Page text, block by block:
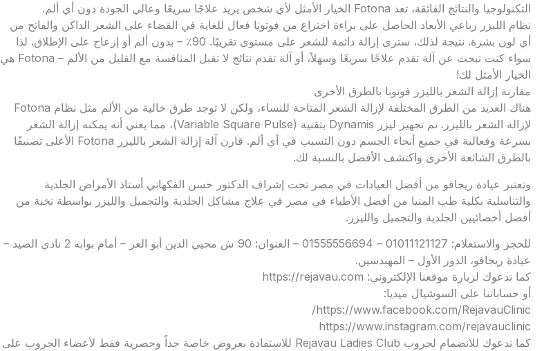
التكنولوجيا والنتائج الفائقة، تعد Fotona الخيار الأمثل لأي شخص يريد علاجًا سريعًا وعالي الجودة دون أي ألم.
نظام الليزر رباعي الأبعاد الحاصل على براءة اختراع من فوتونا فعال للغاية في القضاء على الشعر الداكن والفاتح من
أي لون بشرة. نتيجة لذلك، سترى إزالة دائمة للشعر على مستوى تقريبًا. 90٪ – بدون ألم أو إزعاج على الإطلاق. لذا
سواء كنت تبحث عن آلة تقدم علاجًا سريعًا وسهلاً، أو آلة تقدم نتائج لا تقبل المنافسة مع القليل من الألم – Fotona هي
الخيار الأمثل لك!
مقارنة إزالة الشعر بالليزر فوتونا بالطرق الأخرى
هناك العديد من الطرق المختلفة لإزالة الشعر المتاحة للنساء، ولكن لا توجد طرق خالية من الألم مثل نظام Fotona
لإزالة الشعر بالليزر. تم تجهيز ليزر Dynamis بتقنية (Variable Square Pulse)، مما يعني أنه يمكنه إزالة الشعر
بسرعة وفعالية في جميع أنحاء الجسم دون التسبب في أي ألم. قارن آلة إزالة الشعر بالليزر Fotona الأعلى تصنيفًا
بالطرق الشائعة الأخرى واكتشف الأفضل بالنسبة لك.
وتعتبر عيادة ريجافو من أفضل العيادات في مصر تحت إشراف الدكتور حسن الفكهاني أستاذ الأمراض الجلدية
والتناسلية بكلية طب المنيا من أفضل الأطباء في مصر في علاج مشاكل الجلدية والتجميل والليزر بواسطة نخبة من
أفضل أخصائيين الجلدية والتجميل والليزر.
للحجز والاستعلام: 01011121127 – 01555556694 – العنوان: 90 ش محيي الدين أبو العز – أمام بوابه 2 نادي الصيد –
عيادة ريجافو، الدور الأول – المهندسين.
كما ندعوك لزيارة موقعنا الإلكتروني: https://rejavau.com
أو حساباتنا على السوشيال ميديا:
https://www.facebook.com/RejavauClinic/
https://www.instagram.com/rejavauclinic
كما ندعوك للانضمام لجروب Rejavau Ladies Club للاستفادة بعروض خاصة جداً وحصرية فقط لأعضاء الجروب على